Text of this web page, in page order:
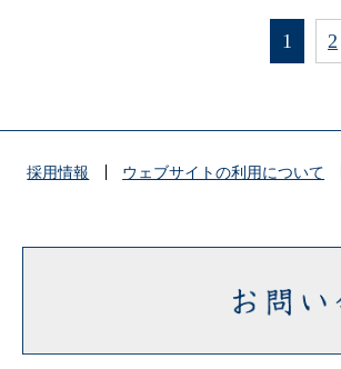
1 2
採用情報 ウェブサイトの利用について